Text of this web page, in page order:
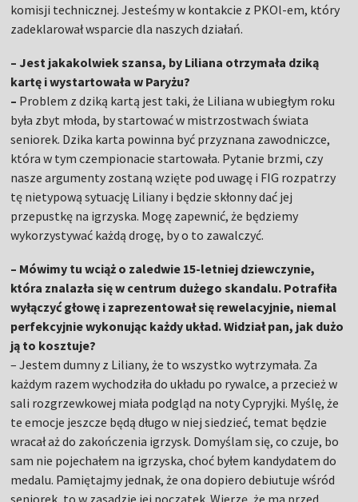
komisji technicznej. Jesteśmy w kontakcie z PKOl-em, który
zadeklarował wsparcie dla naszych działań.
– Jest jakakolwiek szansa, by Liliana otrzymała dziką
kartę i wystartowała w Paryżu?
– Problem z dziką kartą jest taki, że Liliana w ubiegłym roku
była zbyt młoda, by startować w mistrzostwach świata
seniorek. Dzika karta powinna być przyznana zawodniczce,
która w tym czempionacie startowała. Pytanie brzmi, czy
nasze argumenty zostaną wzięte pod uwagę i FIG rozpatrzy
tę nietypową sytuację Liliany i będzie skłonny dać jej
przepustkę na igrzyska. Mogę zapewnić, że będziemy
wykorzystywać każdą drogę, by o to zawalczyć.
– Mówimy tu wciąż o zaledwie 15-letniej dziewczynie,
która znalazła się w centrum dużego skandalu. Potrafiła
wyłączyć głowę i zaprezentował się rewelacyjnie, niemal
perfekcyjnie wykonując każdy układ. Widział pan, jak dużo
ją to kosztuje?
– Jestem dumny z Liliany, że to wszystko wytrzymała. Za
każdym razem wychodziła do układu po rywalce, a przecież w
sali rozgrzewkowej miała podgląd na noty Cypryjki. Myślę, że
te emocje jeszcze będą długo w niej siedzieć, temat będzie
wracał aż do zakończenia igrzysk. Domyślam się, co czuje, bo
sam nie pojechałem na igrzyska, choć byłem kandydatem do
medalu. Pamiętajmy jednak, że ona dopiero debiutuje wśród